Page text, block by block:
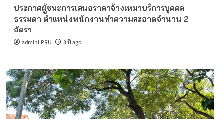
ประกาศผู้ชนะการเสนอราคาจ้างเหมาบริการบุคคล
ธรรมดา ตำแหน่งพนักงานทำความสะอาดจำนวน 2
อัตรา
adminLPRU 3 ปี ago